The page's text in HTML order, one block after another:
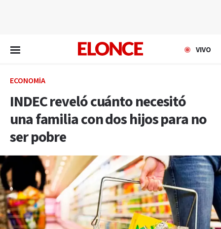
VIVO
ECONOMÍA
INDEC reveló cuánto necesitó
una familia con dos hijos para no
ser pobre